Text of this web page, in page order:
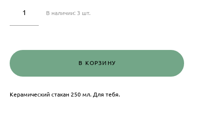
В наличии: 3 шт.
В КОРЗИНУ
Керамический стакан 250 мл. Для тебя.